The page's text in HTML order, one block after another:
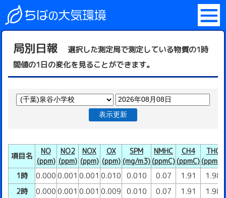
局別日報
選択した測定局で測定している物質の1時
間値の1日の変化を見ることができます。
表示更新
項目名
NO
(ppm)
NO2
(ppm)
NOX
(ppm)
OX
(ppm)
SPM
(mg/m3)
NMHC
(ppmC)
CH4
(ppmC)
THC
(ppmC)
1時
0.000 0.001 0.001 0.010 0.010 0.07 1.91
1.98
2時
0.000 0.001 0.001 0.009 0.010 0.07 1.91
1.98